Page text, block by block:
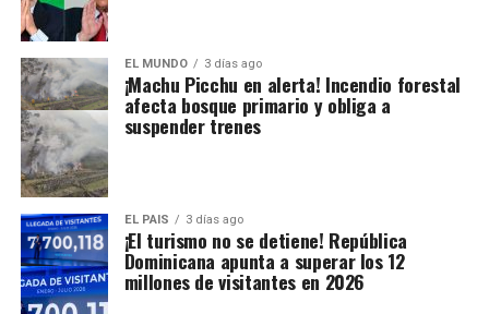
EL MUNDO 3 días ago
¡Machu Picchu en alerta! Incendio forestal
afecta bosque primario y obliga a
suspender trenes
EL PAIS 3 días ago
¡El turismo no se detiene! República
Dominicana apunta a superar los 12
millones de visitantes en 2026